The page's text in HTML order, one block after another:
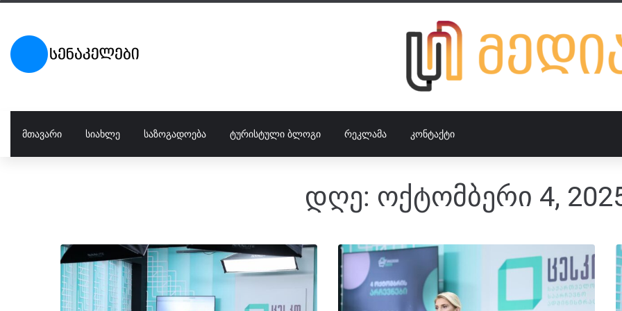
ᲛᲗᲐᲕᲐᲠᲘ ᲡᲘᲐᲮᲚᲔ ᲡᲐᲖᲝᲒᲐᲓᲝᲔᲑᲐ ᲢᲣᲠᲘᲡᲢᲣᲚᲘ ᲑᲚᲝᲒᲘ ᲠᲔᲙᲚᲐᲛᲐ ᲙᲝᲜᲢᲐᲥᲢᲘ
დღე: ოქტომბერი 4,